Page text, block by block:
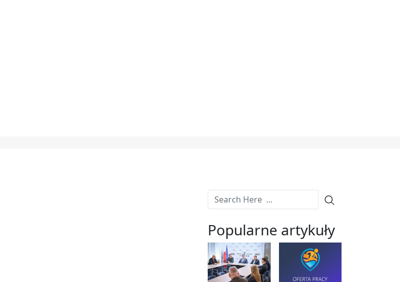
Popularne artykuły